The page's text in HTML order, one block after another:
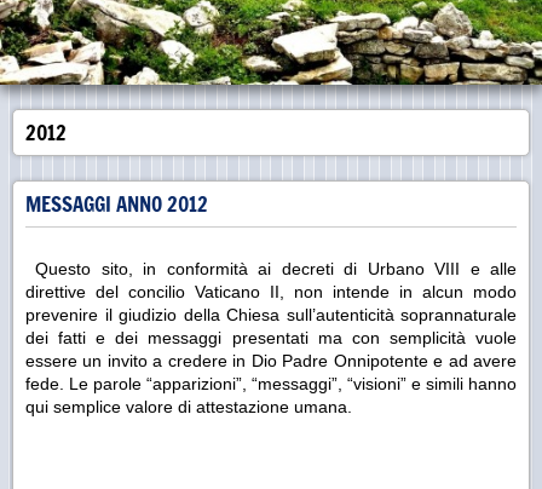
2012
MESSAGGI ANNO 2012
Questo sito, in conformità ai decreti di Urbano VIII e alle
direttive del concilio Vaticano II, non intende in alcun modo
prevenire il giudizio della Chiesa sull’autenticità soprannaturale
dei fatti e dei messaggi presentati ma con semplicità vuole
essere un invito a credere in Dio Padre Onnipotente e ad avere
fede. Le parole “apparizioni”, “messaggi”, “visioni” e simili hanno
qui semplice valore di attestazione umana.